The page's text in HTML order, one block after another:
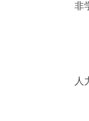
非
人